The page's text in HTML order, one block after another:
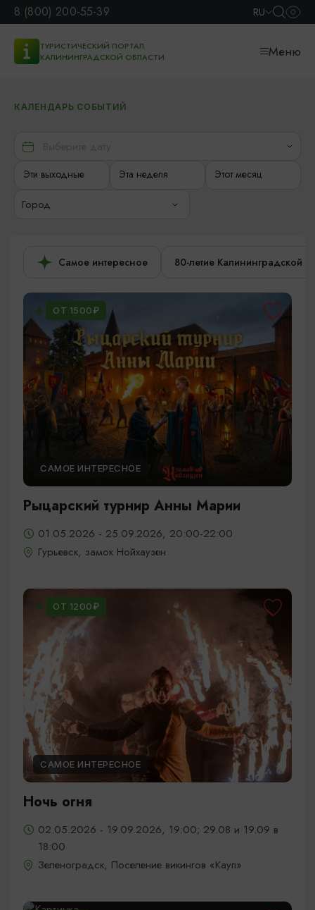
8 (800) 200-55-39 RU
ТУРИСТИЧЕСКИЙ ПОРТАЛ
КАЛИНИНГРАДСКОЙ ОБЛАСТИ
Меню
КАЛЕНДАРЬ СОБЫТИЙ
Эти выходные Эта неделя Этот месяц
Город
Самое интересное 80-летие Калининградской
ОТ 1500₽
САМОЕ ИНТЕРЕСНОЕ
Рыцарский турнир Анны Марии
01.05.2026 - 25.09.2026, 20:00-22:00
Гурьевск, замок Нойхаузен
ОТ 1200₽
САМОЕ ИНТЕРЕСНОЕ
Ночь огня
02.05.2026 - 19.09.2026, 19:00; 29.08 и 19.09 в
18:00
Зеленоградск, Поселение викингов «Кауп»